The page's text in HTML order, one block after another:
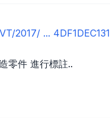
2017/ ... 4DF1DEC131
零件 進行標註..